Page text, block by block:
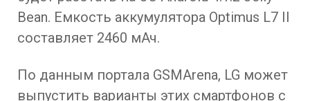
Bean. Емкость аккумулятора Optimus L7 II
составляет 2460 мАч.
По данным портала GSMArena, LG может
выпустить варианты этих смартфонов с